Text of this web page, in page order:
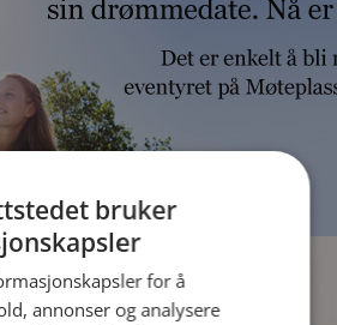
bruker
for å
annonser og analysere